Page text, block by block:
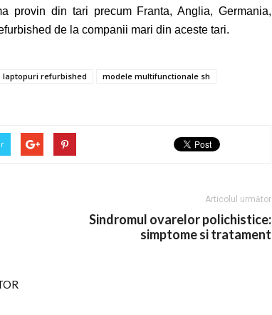
provin din tari precum Franta, Anglia, Germania,
de la companii mari din aceste tari.
laptopuri refurbished
modele multifunctionale sh
Articolul următor
Sindromul ovarelor polichistice:
simptome si tratament